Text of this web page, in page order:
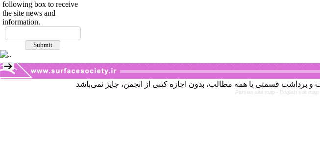
following box to receive
the site news and
information.
Persian site map - English site map